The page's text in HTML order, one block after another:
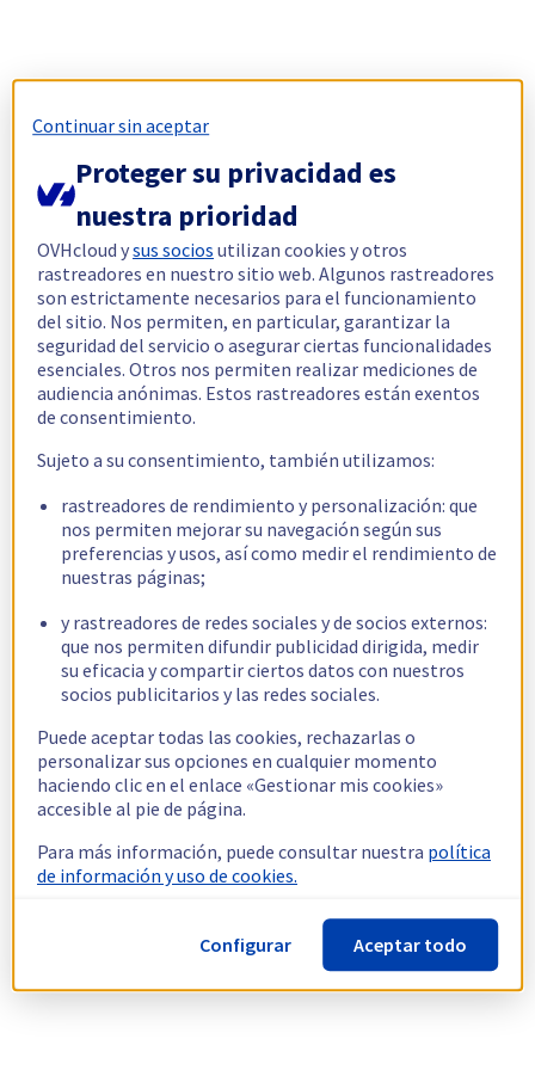
Continuar sin aceptar
Proteger su privacidad es
nuestra prioridad
OVHcloud ysus socios utilizan cookies y otros
rastreadores en nuestro sitio web. Algunos rastreadores
son estrictamente necesarios para el funcionamiento
del sitio. Nos permiten, en particular, garantizar la
seguridad del servicio o asegurar ciertas funcionalidades
esenciales. Otros nos permiten realizar mediciones de
audiencia anónimas. Estos rastreadores están exentos
de consentimiento.
Sujeto a su consentimiento, también utilizamos:
rastreadores de rendimiento y personalización: que
nos permiten mejorar su navegación según sus
preferencias y usos, así como medir el rendimiento de
nuestras páginas;
y rastreadores de redes sociales y de socios externos:
que nos permiten difundir publicidad dirigida, medir
su eficacia y compartir ciertos datos con nuestros
socios publicitarios y las redes sociales.
Puede aceptar todas las cookies, rechazarlas o
personalizar sus opciones en cualquier momento
haciendo clic en el enlace «Gestionar mis cookies»
accesible al pie de página.
Para más información, puede consultar nuestra política
de información y uso de cookies.
Configurar Aceptar todo